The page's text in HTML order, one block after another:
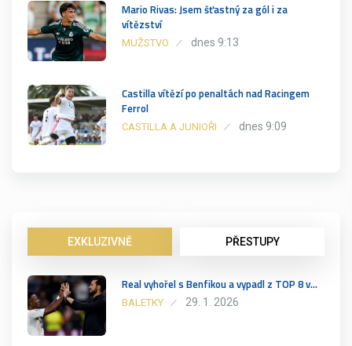
Mario Rivas: Jsem šťastný za gól i za
vítězství
MUŽSTVO dnes 9:13
Castilla vítězí po penaltách nad Racingem
Ferrol
CASTILLA A JUNIOŘI dnes 9:09
EXKLUZIVNĚ PŘESTUPY
Real vyhořel s Benfikou a vypadl z TOP 8 v…
BALETKY 29. 1. 2026